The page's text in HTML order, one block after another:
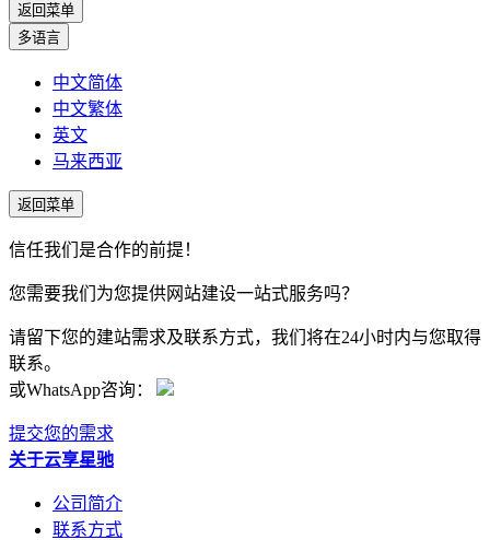
返回菜单
多语言
中文简体
中文繁体
英文
马来西亚
返回菜单
信任我们是合作的前提！
您需要我们为您提供网站建设一站式服务吗？
请留下您的建站需求及联系方式，我们将在24小时内与您取得
联系。
或WhatsApp咨询：
提交您的需求
关于云享星驰
公司简介
联系方式